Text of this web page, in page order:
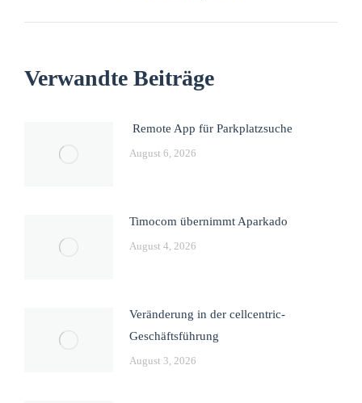
Verwandte Beiträge
Remote App für Parkplatzsuche
August 6, 2026
Timocom übernimmt Aparkado
August 4, 2026
Veränderung in der cellcentric-
Geschäftsführung
August 3, 2026